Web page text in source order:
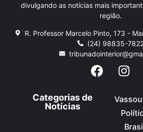
divulgando as notícias mais
região.
R. Professor Marcelo Pinto, 173 -
(24) 98835-
Categorias de
Notícias